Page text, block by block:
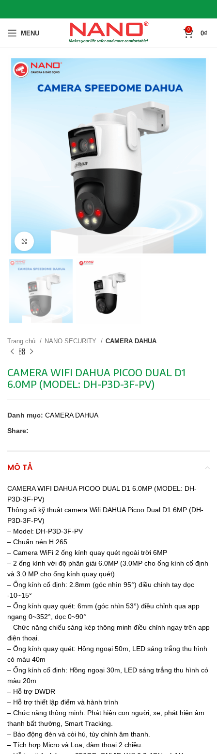
MENU
0
0₫
Trang chủ NANO SECURITY CAMERA DAHUA
CAMERA WIFI DAHUA PICOO DUAL D1
6.0MP (MODEL: DH-P3D-3F-PV)
Danh mục: CAMERA DAHUA
Share:
MÔ TẢ
CAMERA WIFI DAHUA PICOO DUAL D1 6.0MP (MODEL: DH-
P3D-3F-PV)
Thông số kỹ thuật camera Wifi DAHUA Picoo Dual D1 6MP (DH-
P3D-3F-PV)
– Model: DH-P3D-3F-PV
– Chuẩn nén H.265
– Camera WiFi 2 ống kính quay quét ngoài trời 6MP
– 2 ống kính với độ phân giải 6.0MP (3.0MP cho ống kính cố định
và 3.0 MP cho ống kính quay quét)
– Ống kính cố định: 2.8mm (góc nhìn 95°) điều chỉnh tay dọc
-10~15°
– Ống kính quay quét: 6mm (góc nhìn 53°) điều chỉnh qua app
ngang 0~352°, dọc 0~90°
– Chức năng chiếu sáng kép thông minh điều chỉnh ngay trên app
điện thoại.
– Ống kính quay quét: Hồng ngoại 50m, LED sáng trắng thu hình
có màu 40m
– Ống kính cố định: Hồng ngoại 30m, LED sáng trắng thu hình có
màu 20m
– Hỗ trợ DWDR
– Hỗ trợ thiết lập điểm và hành trình
– Chức năng thông minh: Phát hiện con người, xe, phát hiện âm
thanh bất thường, Smart Tracking.
– Báo động đèn và còi hú, tùy chỉnh âm thanh.
– Tích hợp Micro và Loa, đàm thoại 2 chiều.